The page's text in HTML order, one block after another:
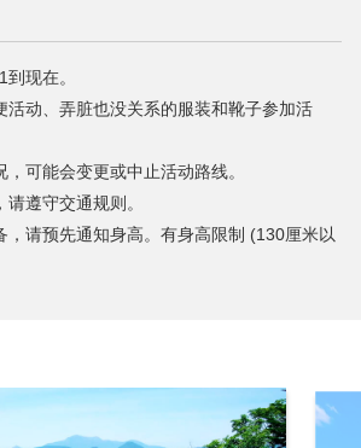
度假村体验活动服务台 / 威斯汀留寿都度
(针对威斯汀留寿都度假村酒店的客人。)
。
村场地内使用。
地自行车。(台数有限)
现在。
活动、弄脏也没关系的服装和靴子参加活
，可能会变更或中止活动路线。
请遵守交通规则。
，请预先通知身高。有身高限制 (130厘米以